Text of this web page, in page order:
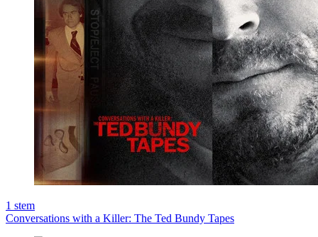
1 stem
Conversations with a Killer: The Ted Bundy Tapes